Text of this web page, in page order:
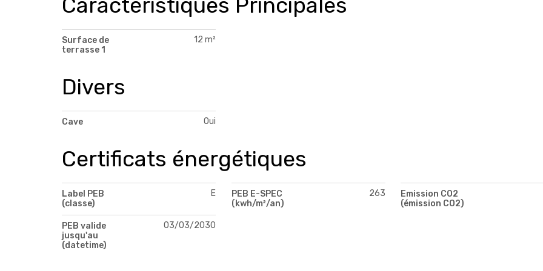
Caractéristiques Principales
Surface de
terrasse 1
12 m²
Divers
Cave Oui
Certificats énergétiques
Label PEB
(classe)
E
PEB E-SPEC
(kwh/m²/an)
263
Emission CO2
(émission CO2)
PEB valide
jusqu'au
(datetime)
03/03/2030